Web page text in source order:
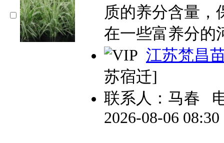
质的养分含量，
在一些富养分的
江苏梵昌
苏宿迁]
联系人：马春
2026-08-06